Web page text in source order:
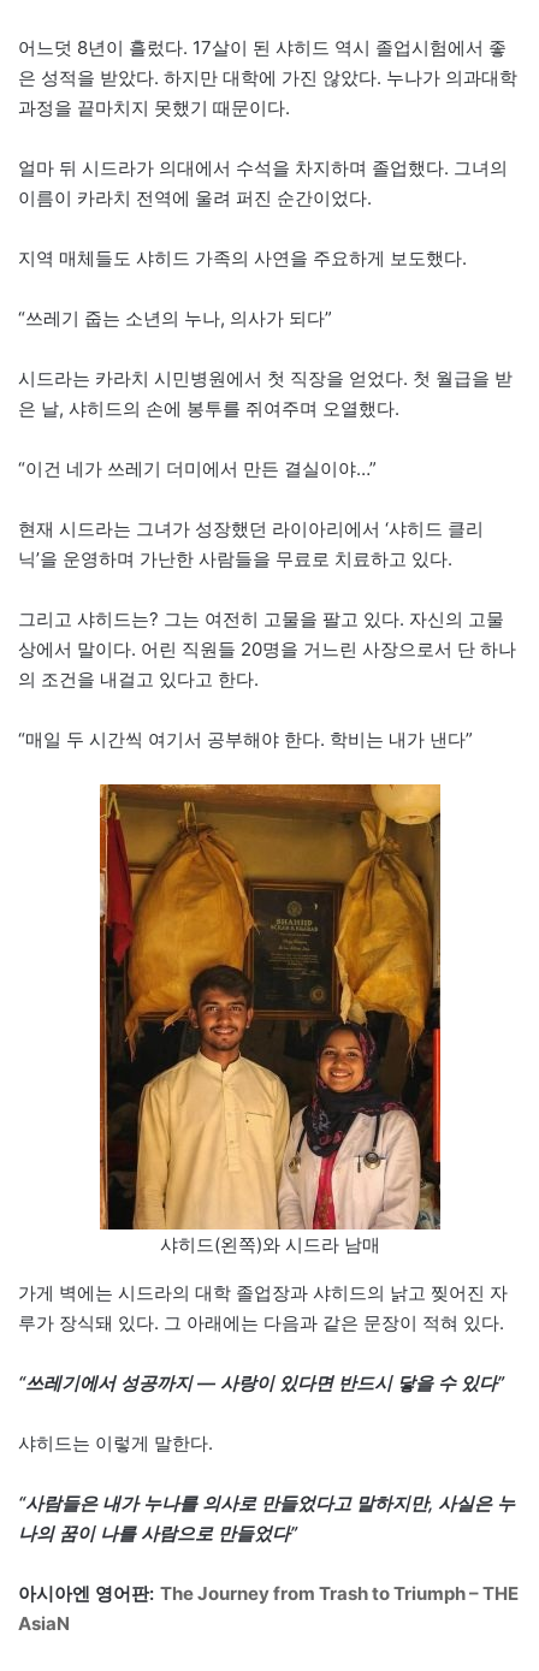
어느덧 8년이 흘렀다. 17살이 된 샤히드 역시 졸업시험에서 좋
은 성적을 받았다. 하지만 대학에 가진 않았다. 누나가 의과대학
과정을 끝마치지 못했기 때문이다.
얼마 뒤 시드라가 의대에서 수석을 차지하며 졸업했다. 그녀의
이름이 카라치 전역에 울려 퍼진 순간이었다.
지역 매체들도 샤히드 가족의 사연을 주요하게 보도했다.
“쓰레기 줍는 소년의 누나, 의사가 되다”
시드라는 카라치 시민병원에서 첫 직장을 얻었다. 첫 월급을 받
은 날, 샤히드의 손에 봉투를 쥐여주며 오열했다.
“이건 네가 쓰레기 더미에서 만든 결실이야…”
현재 시드라는 그녀가 성장했던 라이아리에서 ‘샤히드 클리
닉’을 운영하며 가난한 사람들을 무료로 치료하고 있다.
그리고 샤히드는? 그는 여전히 고물을 팔고 있다. 자신의 고물
상에서 말이다. 어린 직원들 20명을 거느린 사장으로서 단 하나
의 조건을 내걸고 있다고 한다.
“매일 두 시간씩 여기서 공부해야 한다. 학비는 내가 낸다”
샤히드(왼쪽)와 시드라 남매
가게 벽에는 시드라의 대학 졸업장과 샤히드의 낡고 찢어진 자
루가 장식돼 있다. 그 아래에는 다음과 같은 문장이 적혀 있다.
“쓰레기에서 성공까지 — 사랑이 있다면 반드시 닿을 수 있다”
샤히드는 이렇게 말한다.
“사람들은 내가 누나를 의사로 만들었다고 말하지만, 사실은 누
나의 꿈이 나를 사람으로 만들었다”
아시아엔 영어판: The Journey from Trash to Triumph – THE
AsiaN